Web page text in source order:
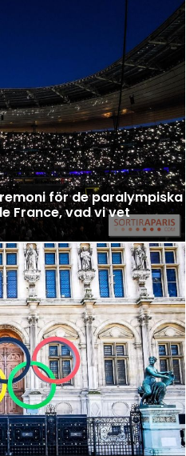
för de paralympiska
France, vad vi vet